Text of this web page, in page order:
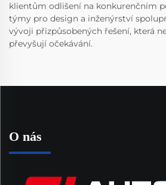
klientům odlišení na konkurenčním
týmy pro design a inženýrství
vývoji přizpůsobených řešení, která
převyšují očekávání.
O nás